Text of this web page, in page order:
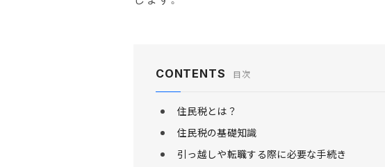
CONTENTS 目次
住民税とは？
住民税の基礎知識
引っ越しや転職する際に必要な手続き